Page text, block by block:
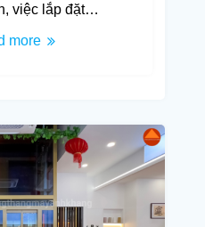
việc lắp đặt…
more